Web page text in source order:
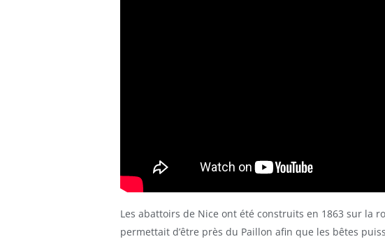
Les abattoirs de Nice ont été construits en 1863 sur la
permettait d’être près du Paillon afin que les bêtes